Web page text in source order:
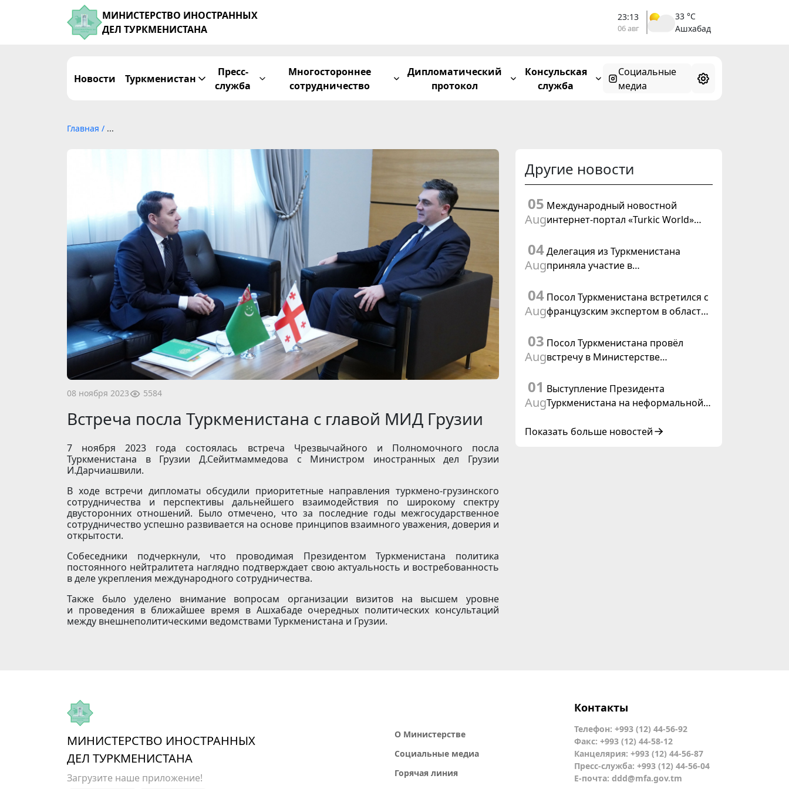
МИНИСТЕРСТВО ИНОСТРАННЫХ
ДЕЛ ТУРКМЕНИСТАНА
23:13
06 авг
33 °C
Ашхабад
Новости Туркменистан
Пресс-
служба
Многостороннее
сотрудничество
Дипломатический
протокол
Консульская
служба
Социальные
медиа
Главная / ...
08 ноября 2023 5584
Встреча посла Туркменистана с главой МИД Грузии
7 ноября 2023 года состоялась встреча Чрезвычайного и Полномочного посла
Туркменистана в Грузии Д.Сейитмаммедова с Министром иностранных дел Грузии
И.Дарчиашвили.
В ходе встречи дипломаты обсудили приоритетные направления туркмено-грузинского
сотрудничества и перспективы дальнейшего взаимодействия по широкому спектру
двусторонних отношений. Было отмечено, что за последние годы межгосударственное
сотрудничество успешно развивается на основе принципов взаимного уважения, доверия и
открытости.
Собеседники подчеркнули, что проводимая Президентом Туркменистана политика
постоянного нейтралитета наглядно подтверждает свою актуальность и востребованность
в деле укрепления международного сотрудничества.
Также было уделено внимание вопросам организации визитов на высшем уровне
и проведения в ближайшее время в Ашхабаде очередных политических консультаций
между внешнеполитическими ведомствами Туркменистана и Грузии.
Другие новости
05
Aug
Международный новостной
интернет-портал «Turkic World»
подготовки и проведения
заседания Халк Маслахаты
04
Aug
Делегация из Туркменистана
приняла участие в
цифровому коридору CAREC в
Исламабаде
04
Aug
Посол Туркменистана встретился с
французским экспертом в области
03
Aug
Посол Туркменистана провёл
встречу в Министерстве
01
Aug
Выступление Президента
Туркменистана на неформальной
государств Центральной Азии и
Показать больше новостей
МИНИСТЕРСТВО ИНОСТРАННЫХ
ДЕЛ ТУРКМЕНИСТАНА
Загрузите наше приложение!
О Министерстве
Социальные медиа
Горячая линия
Контакты
Телефон: +993 (12) 44-56-92
Факс: +993 (12) 44-58-12
Канцелярия: +993 (12) 44-56-87
Пресс-служба: +993 (12) 44-56-04
Е-почта: ddd@mfa.gov.tm